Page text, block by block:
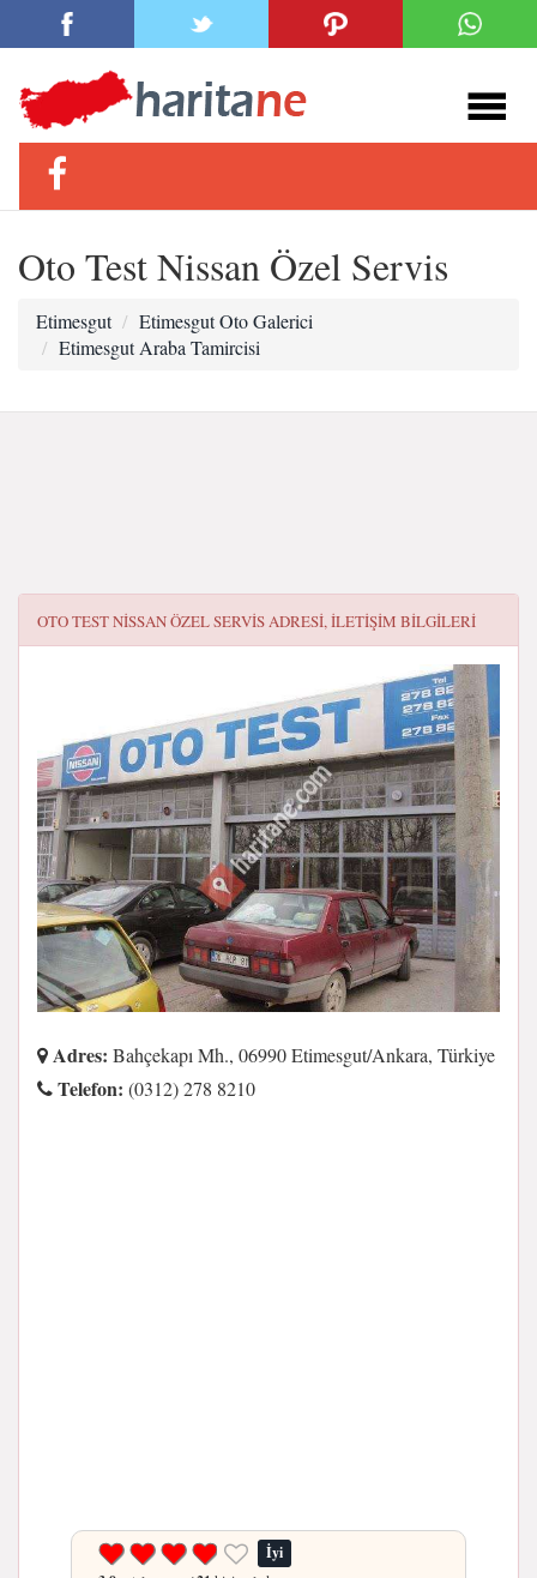
Oto Test Nissan Özel Servis
Etimesgut
Etimesgut Oto Galerici
Etimesgut Araba Tamircisi
OTO TEST NISSAN ÖZEL SERVISADRESI, ILETIŞIM BILGILERI
Adres: Bahçekapı Mh., 06990 Etimesgut/Ankara, Türkiye
Telefon: (0312) 278 8210
İyi